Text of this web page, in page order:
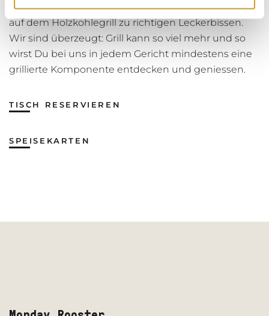
auch Gemüse, Fisch, Brot und sogar Süsses werden
auf dem Holzkohlegrill zu richtigen Leckerbissen.
Wir sind überzeugt: Grill kann so viel mehr und so
wirst Du bei uns in jedem Gericht mindestens eine
grillierte Komponente entdecken und geniessen.
TISCH RESERVIEREN
SPEISEKARTEN